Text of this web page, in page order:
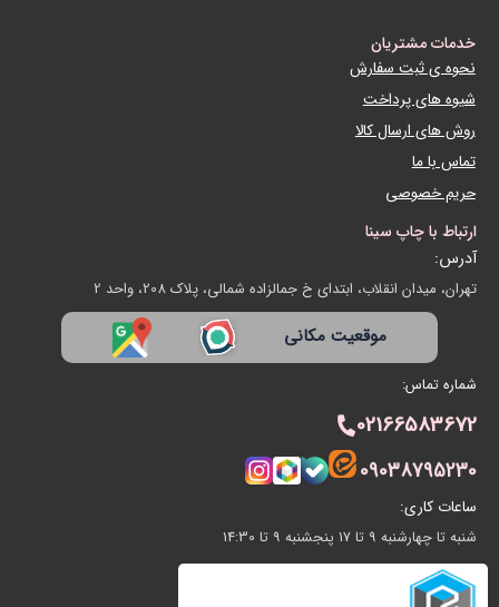
خدمات مشتریان
نحوه ی ثبت سفارش
شیوه های پرداخت
روش های ارسال کالا
تماس با ما
حریم خصوصی
ارتباط با چاپ سینا
آدرس:
تهران، میدان انقلاب، ابتدای خ جمالزاده شمالی، پلاک 208، واحد 2
موقعیت مکانی
شماره تماس:
02166583672
09038795230
ساعات کاری:
شنبه تا چهارشنبه 9 تا 17 پنجشنبه 9 تا 14:30